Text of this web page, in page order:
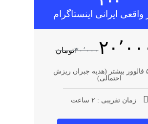
واقعی ایرانی اینستاگرام
۳۰٬۰۰۰تومان
۵۰ فالوور بیشتر (هدیه جبران ریزش
احتمالی)
زمان تقریبی : ۲ ساعت